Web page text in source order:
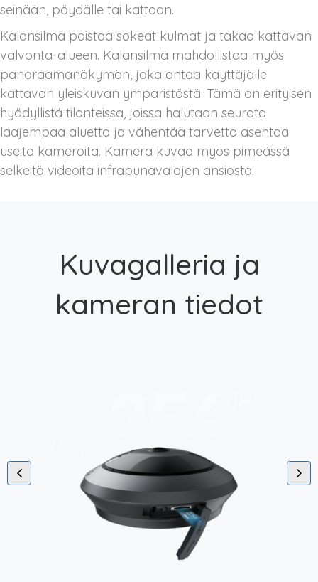
seinään, pöydälle tai kattoon.
Kalansilmä poistaa sokeat kulmat ja takaa kattavan
valvonta-alueen. Kalansilmä mahdollistaa myös
panoraamanäkymän, joka antaa käyttäjälle
kattavan yleiskuvan ympäristöstä. Tämä on erityisen
hyödyllistä tilanteissa, joissa halutaan seurata
laajempaa aluetta ja vähentää tarvetta asentaa
useita kameroita. Kamera kuvaa myös pimeässä
selkeitä videoita infrapunavalojen ansiosta.
Kuvagalleria ja
kameran tiedot